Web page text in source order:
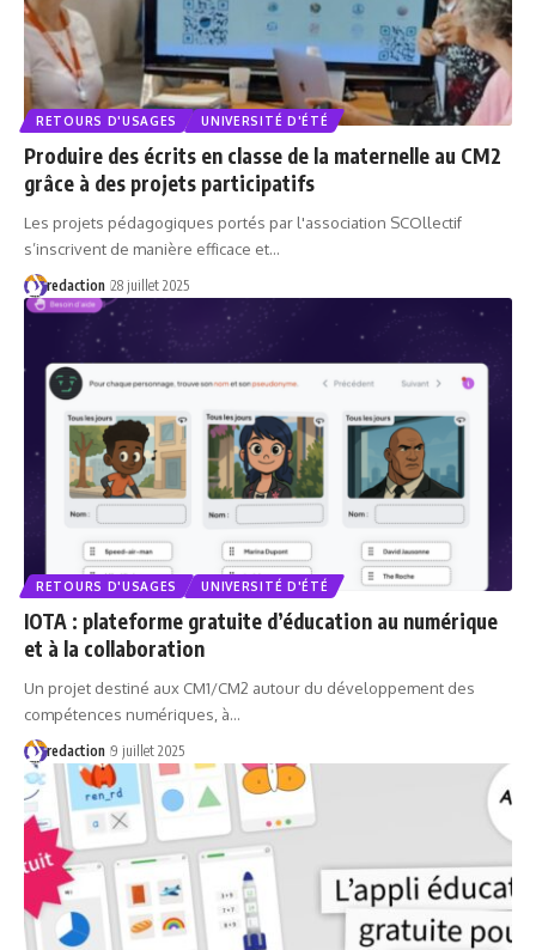
RETOURS D'USAGES UNIVERSITÉ D'ÉTÉ
Produire des écrits en classe de la maternelle au CM2
grâce à des projets participatifs
Les projets pédagogiques portés par l'association SCOllectif
s’inscrivent de manière efficace et…
redaction 28 juillet 2025
RETOURS D'USAGES UNIVERSITÉ D'ÉTÉ
IOTA : plateforme gratuite d’éducation au numérique
et à la collaboration
Un projet destiné aux CM1/CM2 autour du développement des
compétences numériques, à…
redaction 9 juillet 2025